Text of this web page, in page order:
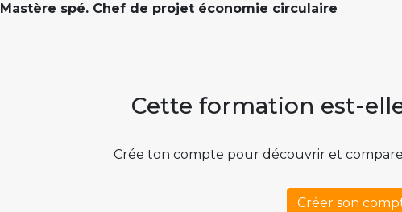
Mastère spé. Chef de projet économie circulaire
Cette formation est-
Crée ton compte pour découvrir et
Créer son